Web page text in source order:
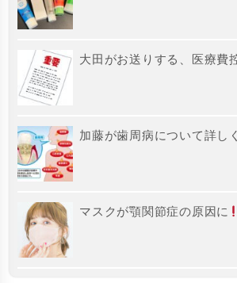
大田がお送りする、医療費
加藤が歯周病について詳し
マスクが顎関節症の原因に